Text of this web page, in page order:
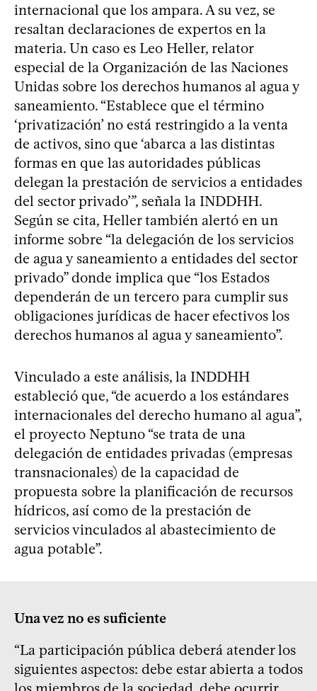
internacional que los ampara. A su vez, se
resaltan declaraciones de expertos en la
materia. Un caso es Leo Heller, relator
especial de la Organización de las Naciones
Unidas sobre los derechos humanos al agua y
saneamiento. “Establece que el término
‘privatización’ no está restringido a la venta
de activos, sino que ‘abarca a las distintas
formas en que las autoridades públicas
delegan la prestación de servicios a entidades
del sector privado’”, señala la INDDHH.
Según se cita, Heller también alertó en un
informe sobre “la delegación de los servicios
de agua y saneamiento a entidades del sector
privado” donde implica que “los Estados
dependerán de un tercero para cumplir sus
obligaciones jurídicas de hacer efectivos los
derechos humanos al agua y saneamiento”.
Vinculado a este análisis, la INDDHH
estableció que, “de acuerdo a los estándares
internacionales del derecho humano al agua”,
el proyecto Neptuno “se trata de una
delegación de entidades privadas (empresas
transnacionales) de la capacidad de
propuesta sobre la planificación de recursos
hídricos, así como de la prestación de
servicios vinculados al abastecimiento de
agua potable”.
Una vez no es suficiente
“La participación pública deberá atender los
siguientes aspectos: debe estar abierta a todos